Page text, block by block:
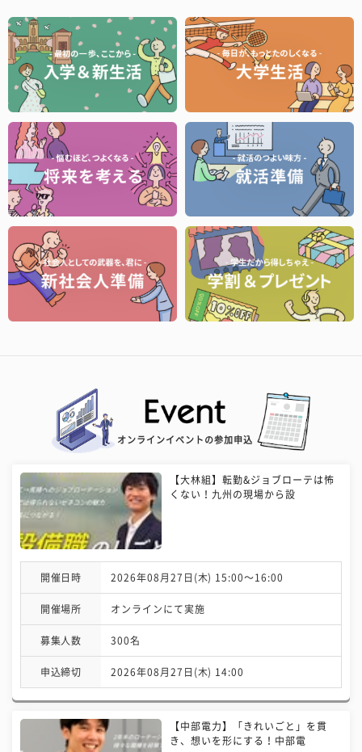
オンラインイベントの参加申込
【大林組】転勤&ジョブローテは怖
くない！九州の現場から設
開催日時 2026年08月27日(木) 15:00〜16:00
開催場所 オンラインにて実施
募集人数 300名
申込締切 2026年08月27日(木) 14:00
【中部電力】「きれいごと」を貫
き、想いを形にする！中部電